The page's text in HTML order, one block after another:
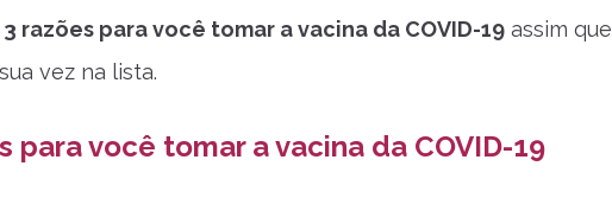
3 razões para você tomar a vacina da COVID-19 assim que
vez na lista.
para você tomar a vacina da COVID-19